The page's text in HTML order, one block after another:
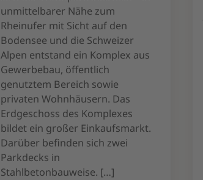
unmittelbarer Nähe zum
Rheinufer mit Sicht auf den
Bodensee und die Schweizer
Alpen entstand ein Komplex aus
Gewerbebau, öffentlich
genutztem Bereich sowie
privaten Wohnhäusern. Das
Erdgeschoss des Komplexes
bildet ein großer Einkaufsmarkt.
Darüber befinden sich zwei
Parkdecks in
Stahlbetonbauweise. […]